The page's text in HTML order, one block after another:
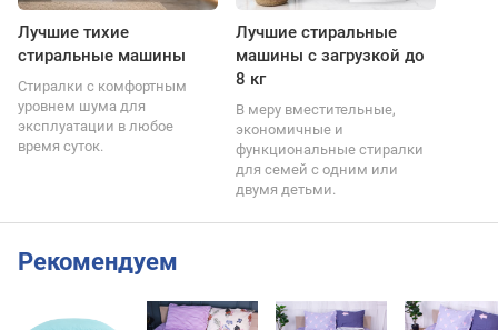
Лучшие тихие
стиральные машины
Стиралки с комфортным
уровнем шума для
эксплуатации в любое
время суток.
Лучшие стиральные
машины с загрузкой до
8 кг
В меру вместительные,
экономичные и
функциональные стиралки
для семей с одним или
двумя детьми.
Рекомендуем